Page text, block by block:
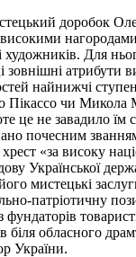
доробок
нагородами
художників. Для
зовнішні атрибути
найнижчі
Пікассо чи Микола
це не завадило
почесним
«за високу
Української
мистецькі
патріотичну
біля обласного
України.